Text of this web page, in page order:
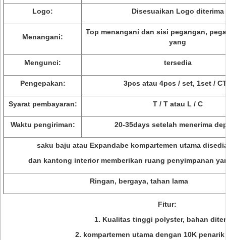
Logo: Disesuaikan Logo diterima
Menangani:
Top menangani dan sisi pegangan,
yang
Mengunci: tersedia
Pengepakan: 3pcs atau 4pcs / set, 1set /
Syarat pembayaran: T / T atau L / C
Waktu pengiriman: 20-35days setelah menerima
saku baju atau Expandabe kompartemen utama
dan kantong interior memberikan ruang penyimpanan
Ringan, bergaya, tahan lama
Fitur:
1. Kualitas tinggi polyster, bahan
2. kompartemen utama dengan 10K